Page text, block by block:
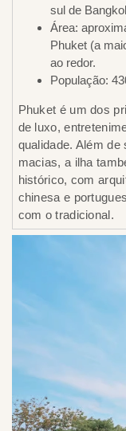
sul de
Área:
Phuket (a
ao redor.
População:
Phuket é um dos
de luxo,
qualidade. Além
macias, a ilha
histórico, com
chinesa e
com o tradicional.